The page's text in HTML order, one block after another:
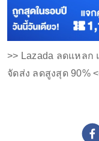
>> Lazada ลดแหลก
จัดส่ง ลดสูงสุด 90%